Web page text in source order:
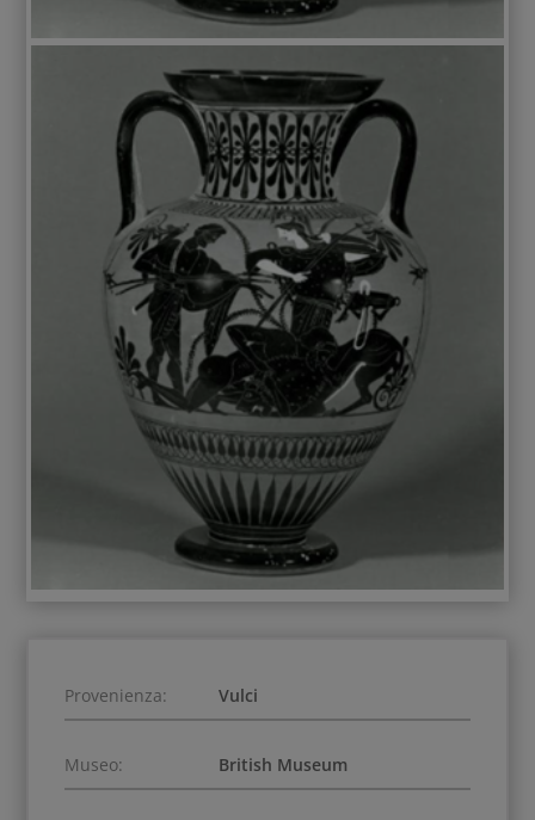
Provenienza: Vulci
Museo: British Museum